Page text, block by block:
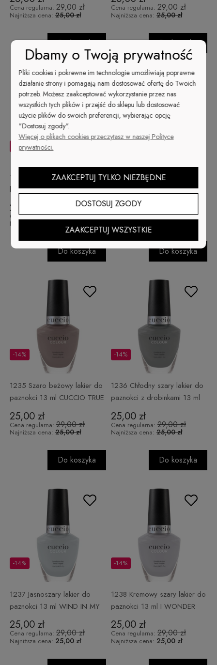
Cena regularna: 29,00 zł
Najniższa cena: 25,00 zł
Do koszyka
Cena regularna: 29,00 zł
Najniższa cena: 25,00 zł
Do koszyka
1233 Perłowy złoto beżowy
lakier do paznokci 13 ml
Dreamville
25,00 zł
-14%
Cena regularna:29,00 zł
Najniższa cena:
Do koszyka
1234 Grafitowy metaliczny
lakier do paznokci 13 ml
ROAD LESS TRAVELED
25,00 zł
Cena regularna:29,00 zł
Do koszyka
1235 Szaro beżowy lakier do
paznokci 13 ml CUCCIO TRUE
NORTH
25,00 zł
-14%
Cena regularna: 29,00 zł
Najniższa cena: 25,00 zł
Do koszyka
1236 Chłodny szary lakier do
paznokci z drobinkami 13 ml
EXPLORATEUR
25,00 zł
-14%
Cena regularna: 29,00 zł
Najniższa cena: 25,00 zł
Do koszyka
1237 Jasnoszary lakier do
paznokci 13 ml WIND IN MY
HAIR
25,00 zł
-14%
Cena regularna: 29,00 zł
Najniższa cena: 25,00 zł
1238 Kremowy szary lakier do
paznokci 13 ml I WONDER
HERE
25,00 zł
-14%
Cena regularna: 29,00 zł
Najniższa cena: 25,00 zł
Dbamy o Twoją prywatność
Pliki cookies i pokrewne im technologie umożliwiają poprawne
działanie strony i pomagają nam dostosować ofertę do Twoich
potrzeb. Możesz zaakceptować wykorzystanie przez nas
wszystkich tych plików i przejść do sklepu lub dostosować
użycie plików do swoich preferencji, wybierając opcję
"Dostosuj zgody".
Więcej o plikach cookies przeczytasz w naszej Polityce
prywatności.
ZAAKCEPTUJ TYLKO NIEZBĘDNE
DOSTOSUJ ZGODY
ZAAKCEPTUJ WSZYSTKIE